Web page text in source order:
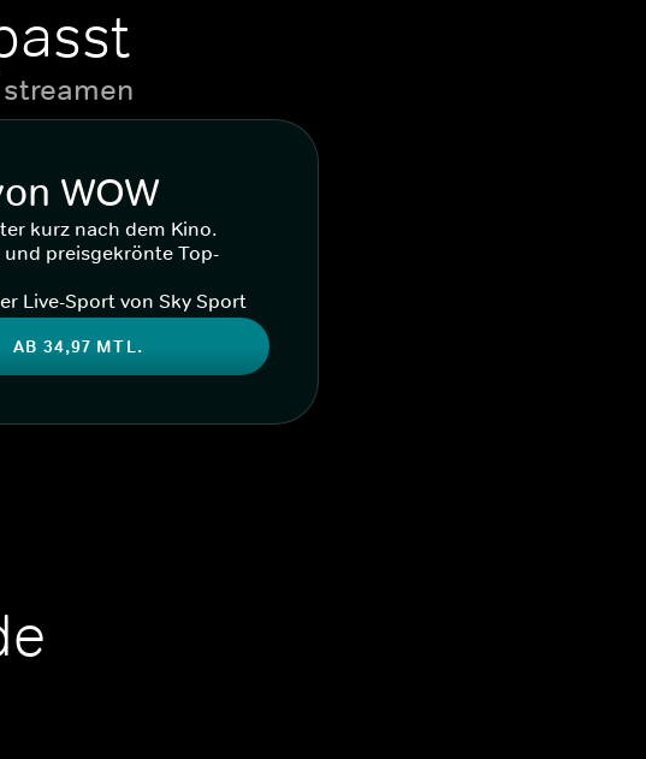
WOW
kurz nach dem Kino.
und preisgekrönte Top-
Live-Sport von Sky Sport
AB 34,97 MTL.